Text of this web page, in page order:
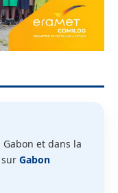
et dans la
Gabon